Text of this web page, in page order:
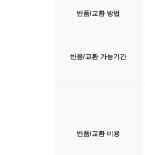
반품/교환 방법
반품/교환 가능기간
반품/교환 비용